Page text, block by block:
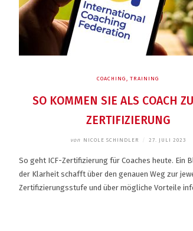
COACHING , TRAINING
SO KOMMEN SIE ALS COACH
ZERTIFIZIERUNG
von NICOLE SCHINDLER 27. JULI 2023
So geht ICF-Zertifizierung für Coaches heute. Ein
der Klarheit schafft über den genauen Weg zur
Zertifizierungsstufe und über mögliche Vorteile